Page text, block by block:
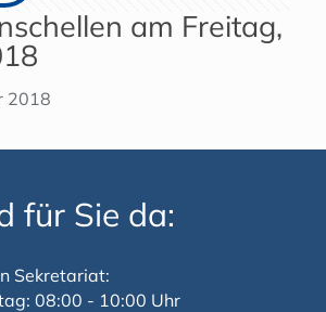
am Freitag,
2018
für Sie da:
Sekretariat:
08:00 - 10:00 Uhr